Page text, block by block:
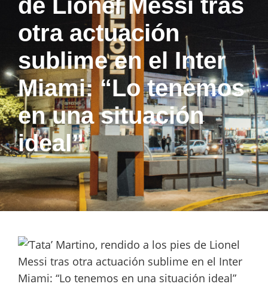
de Lionel Messi tras
otra actuación
sublime en el Inter
Miami: “Lo tenemos
en una situación
ideal”